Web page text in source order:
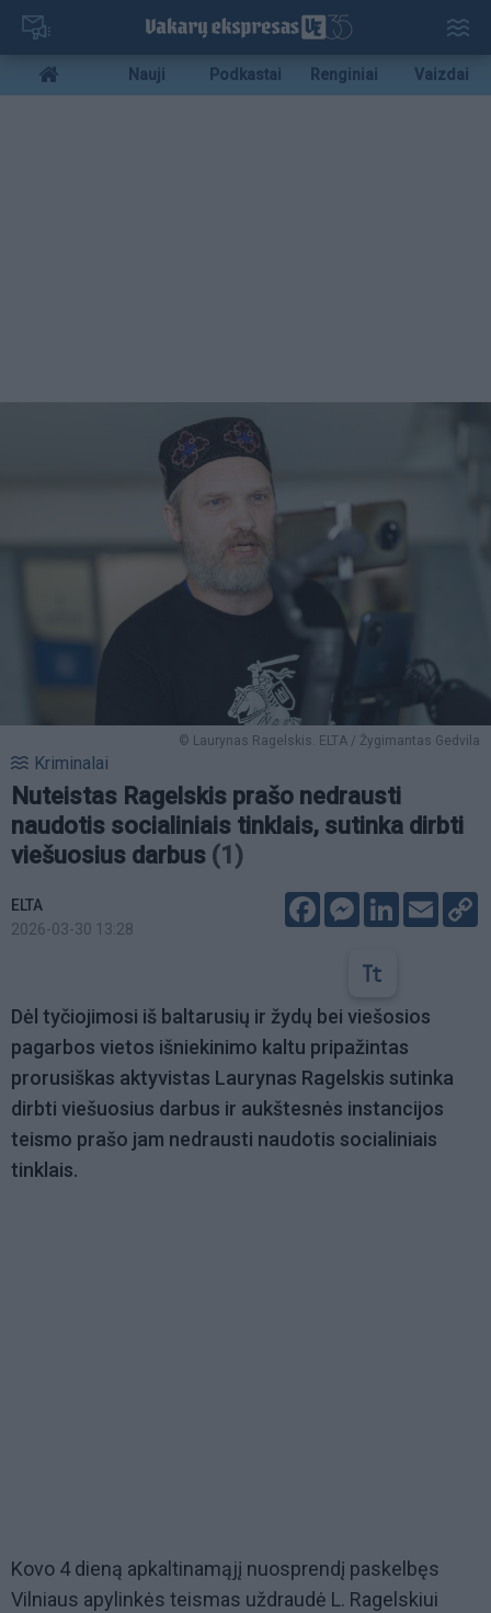
Pereiti
pagrindinį
turinį
Mobile
menu
Nauji Podkastai Renginiai Vaizdai
© Laurynas Ragelskis. ELTA / Žygimantas Gedvila
Kriminalai
Nuteistas Ragelskis prašo nedrausti
naudotis socialiniais tinklais, sutinka dirbti
viešuosius darbus (1)
ELTA
2026-03-30 13:28
FacebookMessenger
LinkedIn
Email
Dėl tyčiojimosi iš baltarusių ir žydų bei viešosios
pagarbos vietos išniekinimo kaltu pripažintas
prorusiškas aktyvistas Laurynas Ragelskis sutinka
dirbti viešuosius darbus ir aukštesnės instancijos
teismo prašo jam nedrausti naudotis socialiniais
tinklais.
Kovo 4 dieną apkaltinamąjį nuosprendį paskelbęs
Vilniaus apylinkės teismas uždraudė L. Ragelskiui